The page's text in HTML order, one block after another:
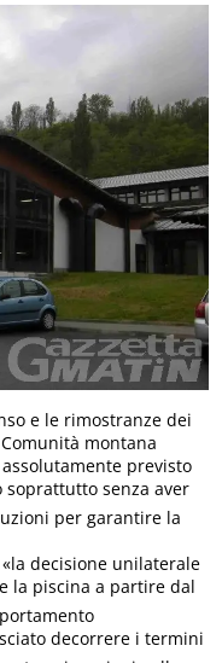
e le rimostranze dei
montana
previsto
soprattutto senza aver
per garantire la
decisione unilaterale
la piscina a partire dal
decorrere i termini